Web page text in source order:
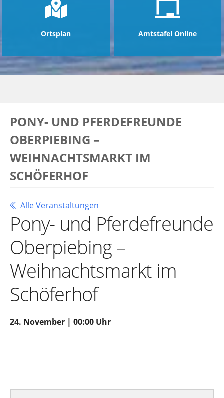
Ortsplan Amtstafel Online
PONY- UND PFERDEFREUNDE
OBERPIEBING –
WEIHNACHTSMARKT IM
SCHÖFERHOF
Alle Veranstaltungen
Pony- und Pferdefreunde
Oberpiebing –
Weihnachtsmarkt im
Schöferhof
24. November | 00:00 Uhr